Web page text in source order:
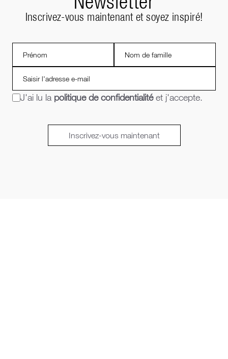
Inscrivez-vous maintenant et soyez inspiré!
J'ai lu la politique de confidentialitéet j'accepte.
Inscrivez-vous maintenant